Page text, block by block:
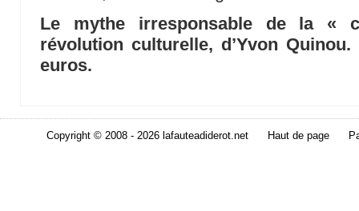
Le mythe irresponsable de la «
révolution culturelle, d’Yvon Quinou.
euros.
Copyright © 2008 - 2026 lafauteadiderot.net Haut de page